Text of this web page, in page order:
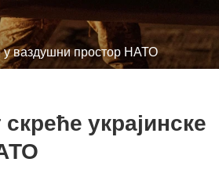
у ваздушни простор НАТО
украјинске